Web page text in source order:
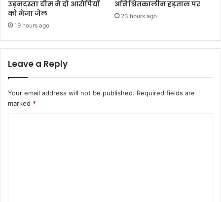
उड़नदस्ता टीम ने दो आरोपियों
को भेजा जेल
19 hours ago
अनिश्चितकालीन हड़ताल पर
23 hours ago
Leave a Reply
Your email address will not be published. Required fields are
marked *